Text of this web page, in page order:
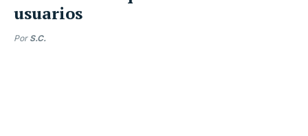
usuarios
Por S.C.